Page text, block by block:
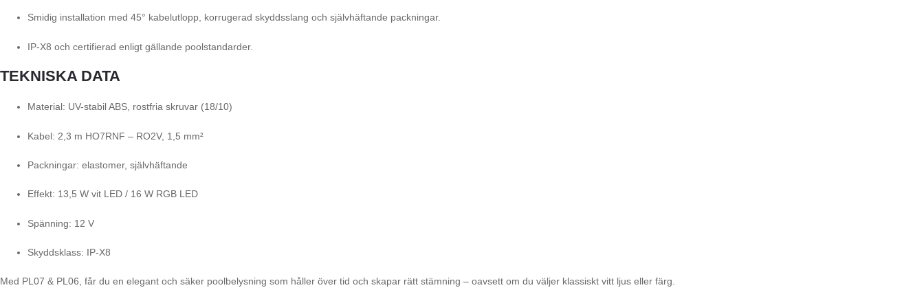
Smidig installation med 45° kabelutlopp, korrugerad skyddsslang och självhäftande packningar.
IP-X8 och certifierad enligt gällande poolstandarder.
TEKNISKA DATA
Material: UV-stabil ABS, rostfria skruvar (18/10)
Kabel: 2,3 m HO7RNF – RO2V, 1,5 mm²
Packningar: elastomer, självhäftande
Effekt: 13,5 W vit LED / 16 W RGB LED
Spänning: 12 V
Skyddsklass: IP-X8
Med PL07 & PL06, får du en elegant och säker poolbelysning som håller över tid och skapar rätt stämning – oavsett om du väljer klassiskt vitt ljus eller färg.